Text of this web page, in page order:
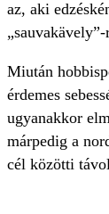
az, aki
„sauvakävely”-
Miután
érdemes
ugyanakkor
márpedig a
cél közötti